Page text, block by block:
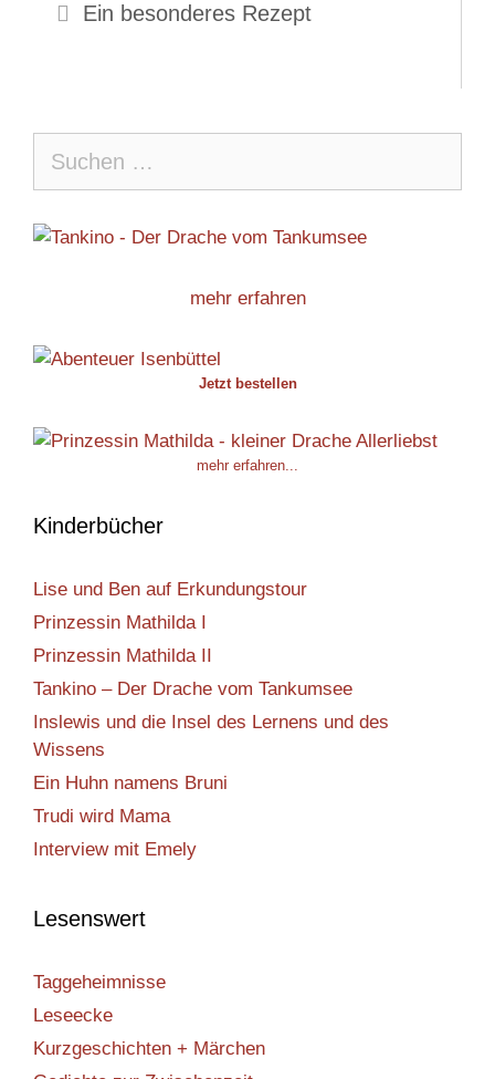
Ein besonderes Rezept
nach:
mehr erfahren
Jetzt bestellen
mehr erfahren...
Kinderbücher
Lise und Ben auf Erkundungstour
Prinzessin Mathilda I
Prinzessin Mathilda II
Tankino – Der Drache vom Tankumsee
Inslewis und die Insel des Lernens und des
Wissens
Ein Huhn namens Bruni
Trudi wird Mama
Interview mit Emely
Lesenswert
Taggeheimnisse
Leseecke
Kurzgeschichten + Märchen